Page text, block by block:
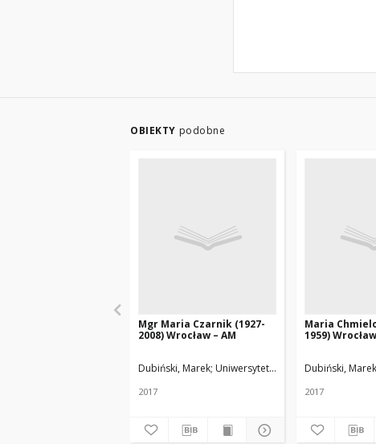
OBIEKTY podobne
Mgr Maria Czarnik (1927-
2008) Wrocław – AM
Dubiński, Marek Uniwersytet Medyczny w Łodzi
2017
Maria
1959)
Dubiński, Marek
2017